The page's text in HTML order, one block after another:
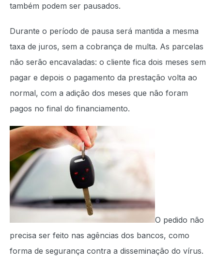
também podem ser pausados.
Durante o período de pausa será mantida a mesma
taxa de juros, sem a cobrança de multa. As parcelas
não serão encavaladas: o cliente fica dois meses sem
pagar e depois o pagamento da prestação volta ao
normal, com a adição dos meses que não foram
pagos no final do financiamento.
O pedido não
precisa ser feito nas agências dos bancos, como
forma de segurança contra a disseminação do vírus.